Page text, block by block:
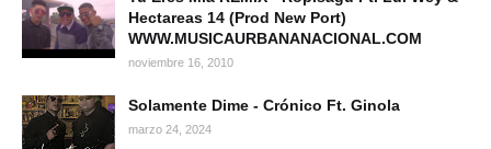
Hectareas 14 (Prod New Port)
WWW.MUSICAURBANANACIONAL.COM
noviembre 16, 2010
Solamente Dime - Crónico Ft. Ginola
marzo 24, 2024